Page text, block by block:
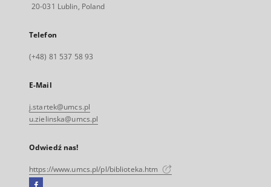
20-031 Lublin, Poland
Telefon
(+48) 81 537 58 93
E-Mail
j.startek@umcs.pl
u.zielinska@umcs.pl
Odwiedź nas!
https://www.umcs.pl/pl/biblioteka.htm
Facebook